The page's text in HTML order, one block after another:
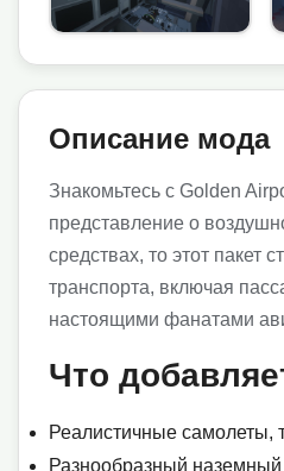
Описание мода
Знакомьтесь с Golden
представление о
средствах, то этот
транспорта, включая
настоящими фанатами
Что
Реалистичные самолеты,
Разнообразный наземный